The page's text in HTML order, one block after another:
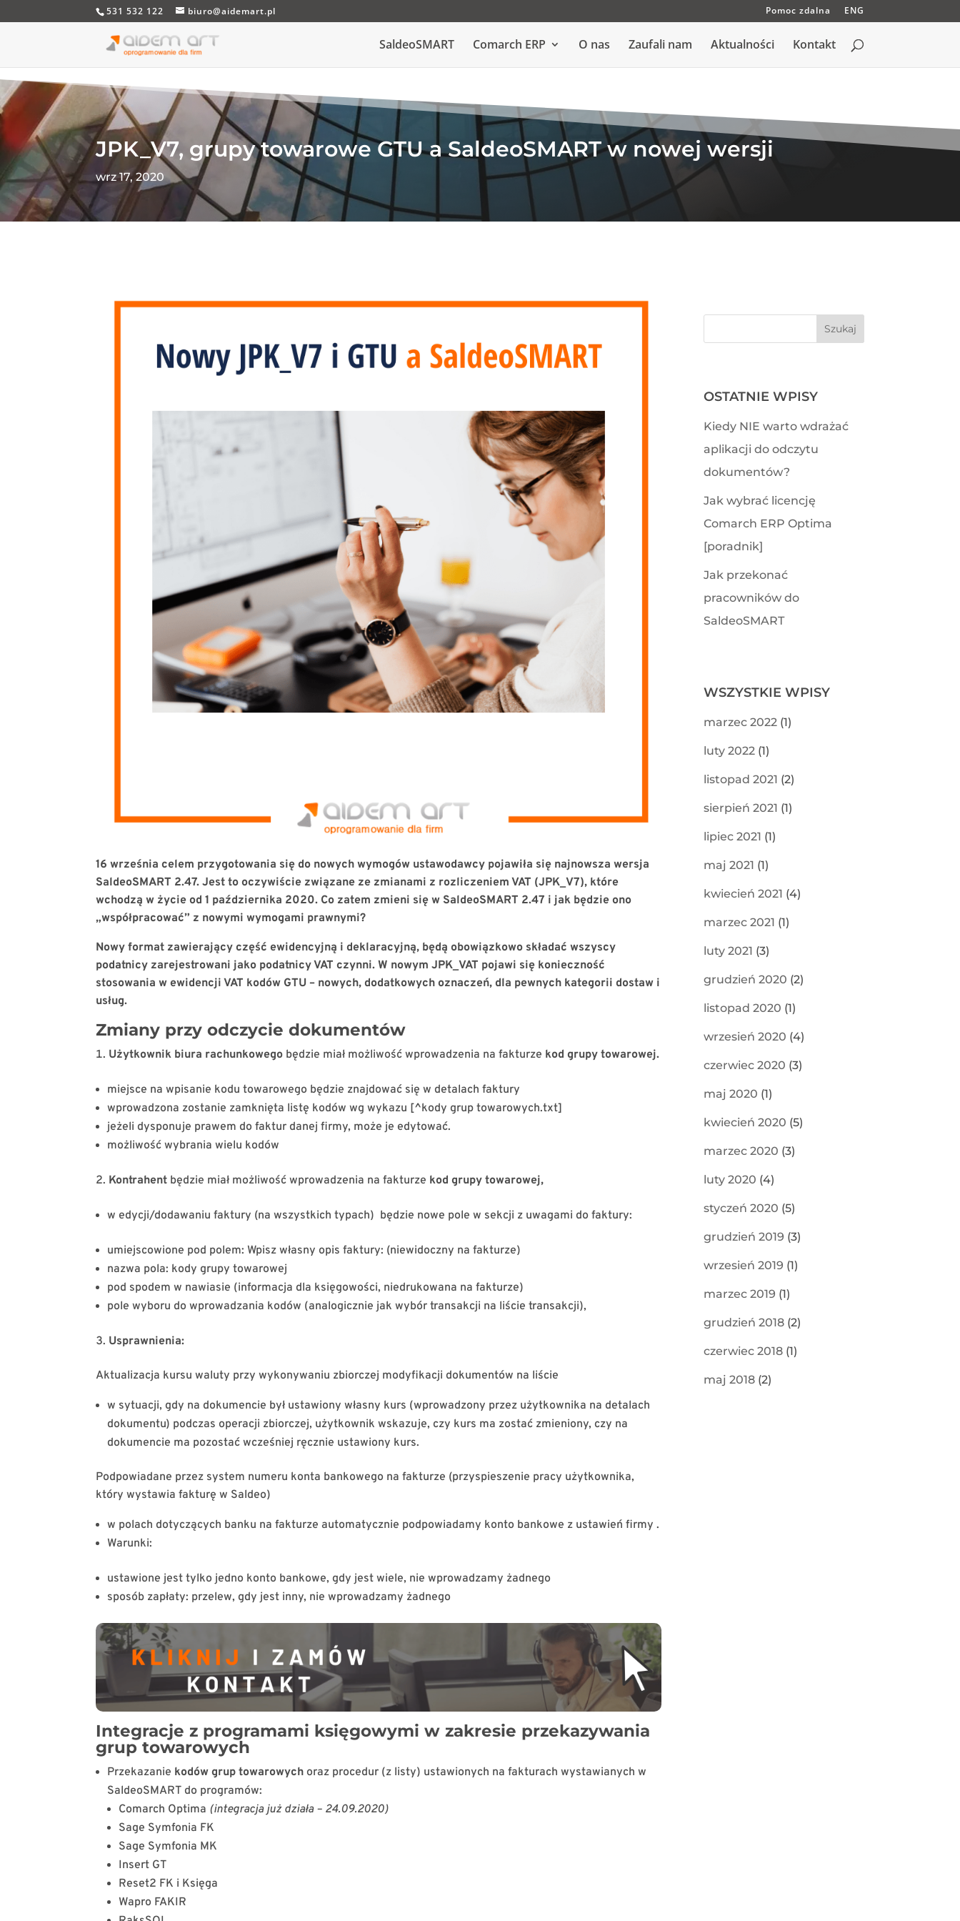
531 532 122 biuro@aidemart.pl Pomoc zdalna ENG
SaldeoSMART Comarch ERP O nas Zaufali nam Aktualności Kontakt
JPK_V7, grupy towarowe GTU a SaldeoSMART w nowej wersji
wrz 17, 2020
16 września celem przygotowania się do nowych wymogów ustawodawcy pojawiła się najnowsza wersja
SaldeoSMART 2.47. Jest to oczywiście związane ze zmianami z rozliczeniem VAT (JPK_V7), które
wchodzą w życie od 1 października 2020. Co zatem zmieni się w SaldeoSMART 2.47 i jak będzie ono
„współpracować” z nowymi wymogami prawnymi?
Nowy format zawierający część ewidencyjną i deklaracyjną, będą obowiązkowo składać wszyscy
podatnicy zarejestrowani jako podatnicy VAT czynni. W nowym JPK_VAT pojawi się konieczność
stosowania w ewidencji VAT kodów GTU – nowych, dodatkowych oznaczeń, dla pewnych kategorii dostaw i
usług.
Zmiany przy odczycie dokumentów
Użytkownik biura rachunkowego będzie miał możliwość wprowadzenia na fakturze kod grupy towarowej.
miejsce na wpisanie kodu towarowego będzie znajdować się w detalach faktury
wprowadzona zostanie zamknięta listę kodów wg wykazu [^kody grup towarowych.txt]
jeżeli dysponuje prawem do faktur danej firmy, może je edytować.
możliwość wybrania wielu kodów
Kontrahent będzie miał możliwość wprowadzenia na fakturze kod grupy towarowej,
w edycji/dodawaniu faktury (na wszystkich typach) będzie nowe pole w sekcji z uwagami do faktury:
umiejscowione pod polem: Wpisz własny opis faktury: (niewidoczny na fakturze)
nazwa pola: kody grupy towarowej
pod spodem w nawiasie (informacja dla księgowości, niedrukowana na fakturze)
pole wyboru do wprowadzania kodów (analogicznie jak wybór transakcji na liście transakcji),
Usprawnienia:
Aktualizacja kursu waluty przy wykonywaniu zbiorczej modyfikacji dokumentów na liście
w sytuacji, gdy na dokumencie był ustawiony własny kurs (wprowadzony przez użytkownika na detalach
dokumentu) podczas operacji zbiorczej, użytkownik wskazuje, czy kurs ma zostać zmieniony, czy na
dokumencie ma pozostać wcześniej ręcznie ustawiony kurs.
Podpowiadane przez system numeru konta bankowego na fakturze (przyspieszenie pracy użytkownika,
który wystawia fakturę w Saldeo)
w polach dotyczących banku na fakturze automatycznie podpowiadamy konto bankowe z ustawień firmy .
Warunki:
ustawione jest tylko jedno konto bankowe, gdy jest wiele, nie wprowadzamy żadnego
sposób zapłaty: przelew, gdy jest inny, nie wprowadzamy żadnego
Integracje z programami księgowymi w zakresie przekazywania
grup towarowych
Przekazanie kodów grup towarowych oraz procedur (z listy) ustawionych na fakturach wystawianych w
SaldeoSMART do programów:
Comarch Optima (integracja już działa – 24.09.2020)
Sage Symfonia FK
Sage Symfonia MK
Insert GT
Reset2 FK i Księga
Wapro FAKIR
OSTATNIE WPISY
Kiedy NIE warto wdrażać
aplikacji do odczytu
dokumentów?
Jak wybrać licencję
Comarch ERP Optima
[poradnik]
Jak przekonać
pracowników do
SaldeoSMART
WSZYSTKIE WPISY
marzec 2022 (1)
luty 2022 (1)
listopad 2021 (2)
sierpień 2021 (1)
lipiec 2021 (1)
maj 2021 (1)
kwiecień 2021 (4)
marzec 2021 (1)
luty 2021 (3)
grudzień 2020 (2)
listopad 2020 (1)
wrzesień 2020 (4)
czerwiec 2020 (3)
maj 2020 (1)
kwiecień 2020 (5)
marzec 2020 (3)
luty 2020 (4)
styczeń 2020 (5)
grudzień 2019 (3)
wrzesień 2019 (1)
marzec 2019 (1)
grudzień 2018 (2)
czerwiec 2018 (1)
maj 2018 (2)